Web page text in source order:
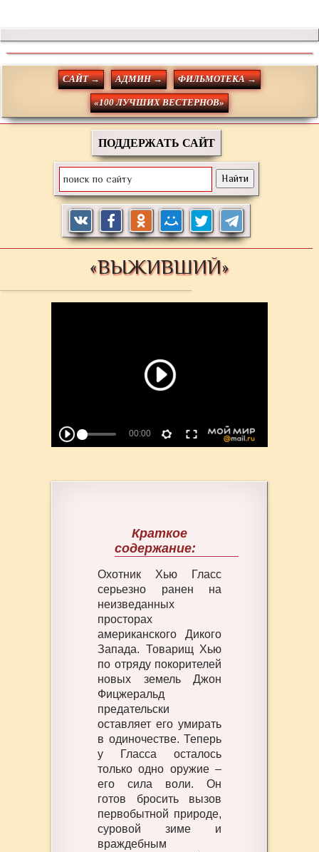
САЙТ → АДМИН → ФИЛЬМОТЕКА →
«100 ЛУЧШИХ ВЕСТЕРНОВ»
ПОДДЕРЖАТЬ САЙТ
«ВЫЖИВШИЙ»
Краткое
содержание:
Охотник Хью Гласс
серьезно ранен на
неизведанных
просторах
американского Дикого
Запада. Товарищ Хью
по отряду покорителей
новых земель Джон
Фицжеральд
предательски
оставляет его умирать
в одиночестве. Теперь
у Гласса осталось
только одно оружие –
его сила воли. Он
готов бросить вызов
первобытной природе,
суровой зиме и
враждебным